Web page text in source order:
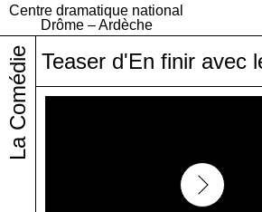
Centre dramatique national
Drôme – Ardèche Infos pratiques
Teaser d'En finir avec
Play
La Comédie